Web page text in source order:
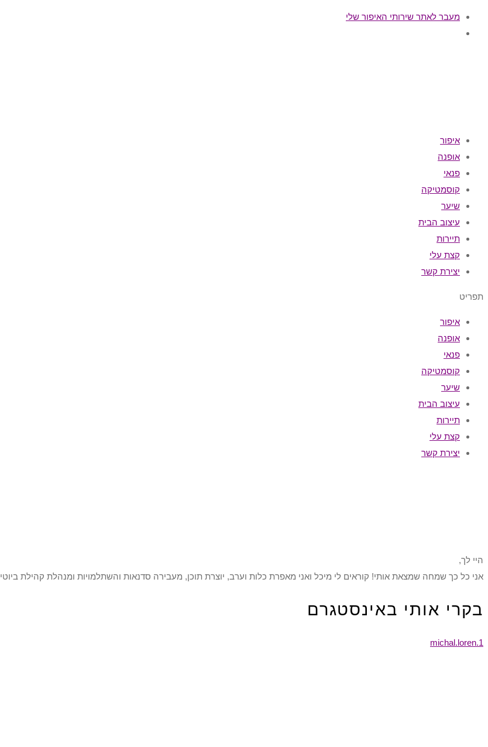
מעבר לאתר שירותי האיפור שלי
איפור
אופנה
פנאי
קוסמטיקה
שיער
עיצוב הבית
תיירות
קצת עלי
יצירת קשר
תפריט
איפור
אופנה
פנאי
קוסמטיקה
שיער
עיצוב הבית
תיירות
קצת עלי
יצירת קשר
היי לך,
אני כל כך שמחה שמצאת אותי! קוראים לי מיכל ואני מאפרת כלות וערב, יוצרת תוכן, מעבירה סדנאות והשתלמויות ומנהלת קהילת ביוטי
בקרי אותי באינסטגרם
michal.loren.1